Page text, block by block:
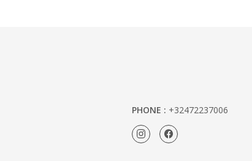
PHONE : +32472237006